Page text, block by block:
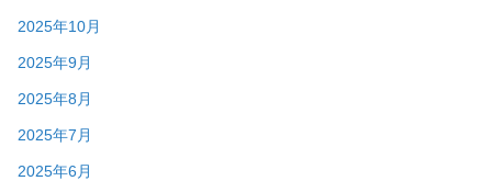
2025年10月
2025年9月
2025年8月
2025年7月
2025年6月